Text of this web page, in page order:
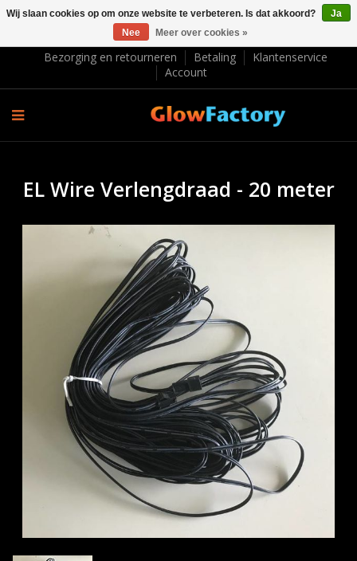
EUR €
Bezorging en retourneren
Betaling
Klantenservice
Account
EL Wire Verlengdraad - 20 meter
Wij slaan cookies op om onze website te verbeteren. Is dat akkoord?
Ja
Nee
Meer over cookies »